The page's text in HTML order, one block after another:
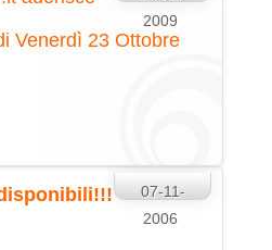
2009
Venerdì 23 Ottobre
07-11-
2006